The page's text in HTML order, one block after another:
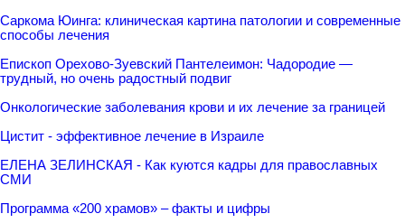
Саркома Юинга: клиническая картина патологии и современные
способы лечения
Епископ Орехово-Зуевский Пантелеимон: Чадородие —
трудный, но очень радостный подвиг
Онкологические заболевания крови и их лечение за границей
Цистит - эффективное лечение в Израиле
ЕЛЕНА ЗЕЛИНСКАЯ - Как куются кадры для православных
СМИ
Программа «200 храмов» – факты и цифры